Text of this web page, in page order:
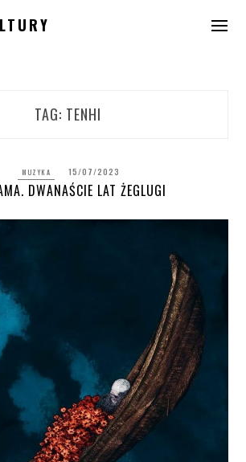
TAG: TENHI
MUZYKA 15/07/2023
DWANAŚCIE LAT ŻEGLUGI